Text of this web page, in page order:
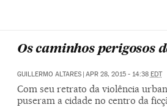
Os caminhos perigosos
GUILLERMO ALTARES | APR 28, 2015 - 14:38 EDT
Com seu retrato da violência
puseram a cidade no centro da